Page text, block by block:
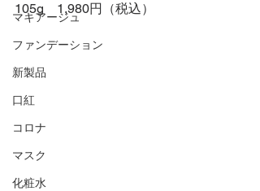
マキアージュ
ファンデーション
新製品
口紅
コロナ
マスク
化粧水
105g　1,980円（税込）